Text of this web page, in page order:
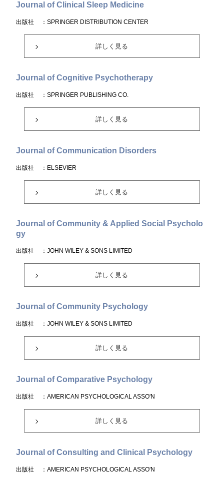
Journal of Clinical Sleep Medicine
出版社 ：SPRINGER DISTRIBUTION CENTER
詳しく見る
Journal of Cognitive Psychotherapy
出版社 ：SPRINGER PUBLISHING CO.
詳しく見る
Journal of Communication Disorders
出版社 ：ELSEVIER
詳しく見る
Journal of Community & Applied Social Psycholo
gy
出版社 ：JOHN WILEY & SONS LIMITED
詳しく見る
Journal of Community Psychology
出版社 ：JOHN WILEY & SONS LIMITED
詳しく見る
Journal of Comparative Psychology
出版社 ：AMERICAN PSYCHOLOGICAL ASSO'N
詳しく見る
Journal of Consulting and Clinical Psychology
出版社 ：AMERICAN PSYCHOLOGICAL ASSO'N